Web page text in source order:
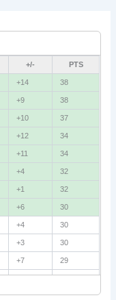
5
11
+/- PTS
+14 38
+9 38
+10 37
+12 34
+11 34
+4 32
+1 32
+6 30
+4 30
+3 30
+7 29
+5 29
+2 27